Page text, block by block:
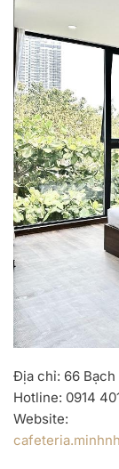
Địa chỉ: 66
Hotline: 0914
Website